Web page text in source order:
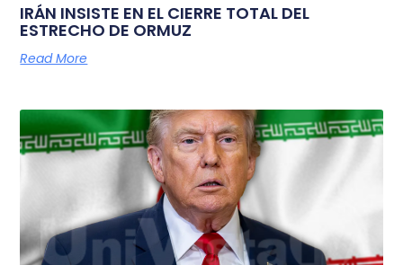
IRÁN INSISTE EN EL CIERRE TOTAL DEL
ESTRECHO DE ORMUZ
Read More